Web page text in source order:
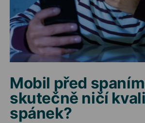
Mobil před
skutečně ničí
spánek?